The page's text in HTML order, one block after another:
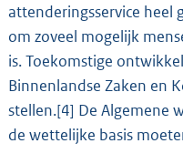
attenderingsservice heel
om zoveel mogelijk
is. Toekomstige
Binnenlandse Zaken en
stellen.[4] De Algemene
de wettelijke basis